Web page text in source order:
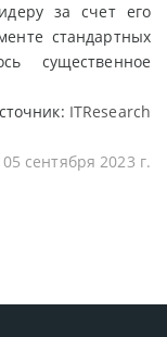
за счет его
стандартных
существенное
ITResearch
05 сентября 2023 г.